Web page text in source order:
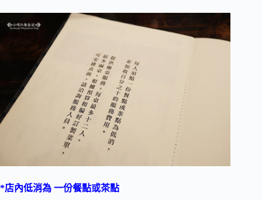
*店內低消為 一份餐點或茶點